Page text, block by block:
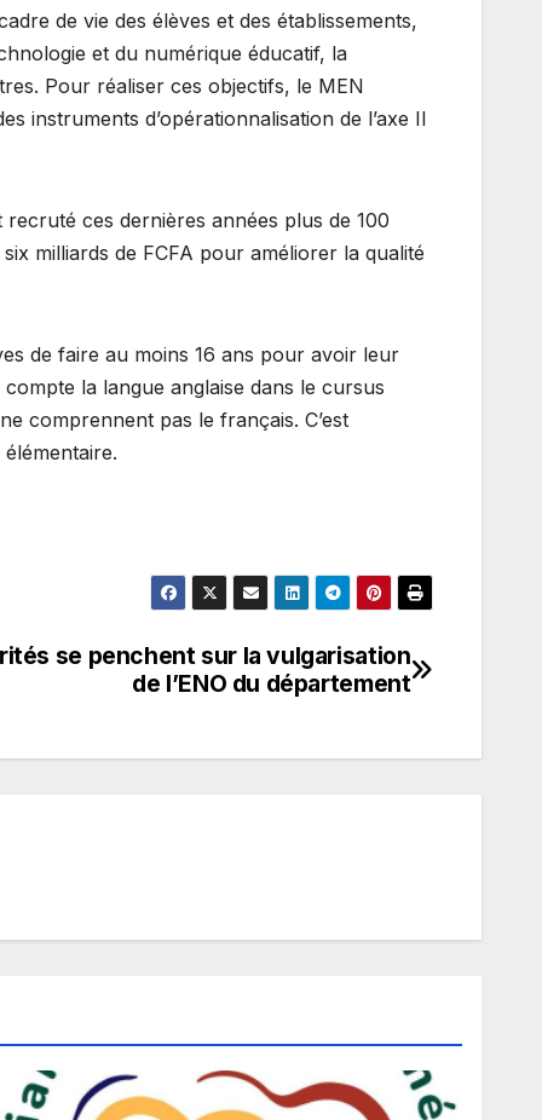
de vie des élèves et des établissements,
et du numérique éducatif, la
Pour réaliser ces objectifs, le MEN
instruments d’opérationnalisation de l’axe II
ces dernières années plus de 100
milliards de FCFA pour améliorer la qualité
de faire au moins 16 ans pour avoir leur
la langue anglaise dans le cursus
comprennent pas le français. C’est
se penchent sur la vulgarisation
de l’ENO du département